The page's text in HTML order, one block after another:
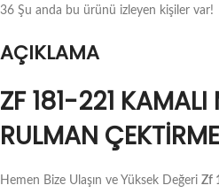
36 Şu anda bu ürünü izleyen kişiler var!
AÇIKLAMA
ZF 181-221 KAMALI
RULMAN
Hemen Bize Ulaşın ve Yüksek Değeri Zf